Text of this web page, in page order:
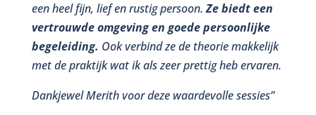
een heel fijn, lief en rustig persoon.Ze biedt een
vertrouwde omgeving en goede persoonlijke
begeleiding. Ook verbind ze de theorie makkelijk
met de praktijk wat ik als zeer prettig heb ervaren.
Dankjewel Merith voor deze waardevolle sessies”